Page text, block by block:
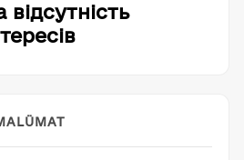
відсутність